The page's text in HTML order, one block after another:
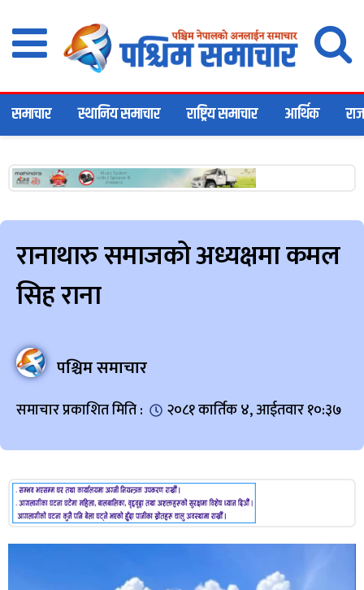
समाचार स्थानिय समाचार राष्ट्रिय समाचार आर्थिक
रानाथारु समाजको अध्यक्षमा कमल
सिह राना
पश्चिम समाचार
समाचार प्रकाशित मिति : २०८१ कार्तिक ४, आईतवार १०:३७